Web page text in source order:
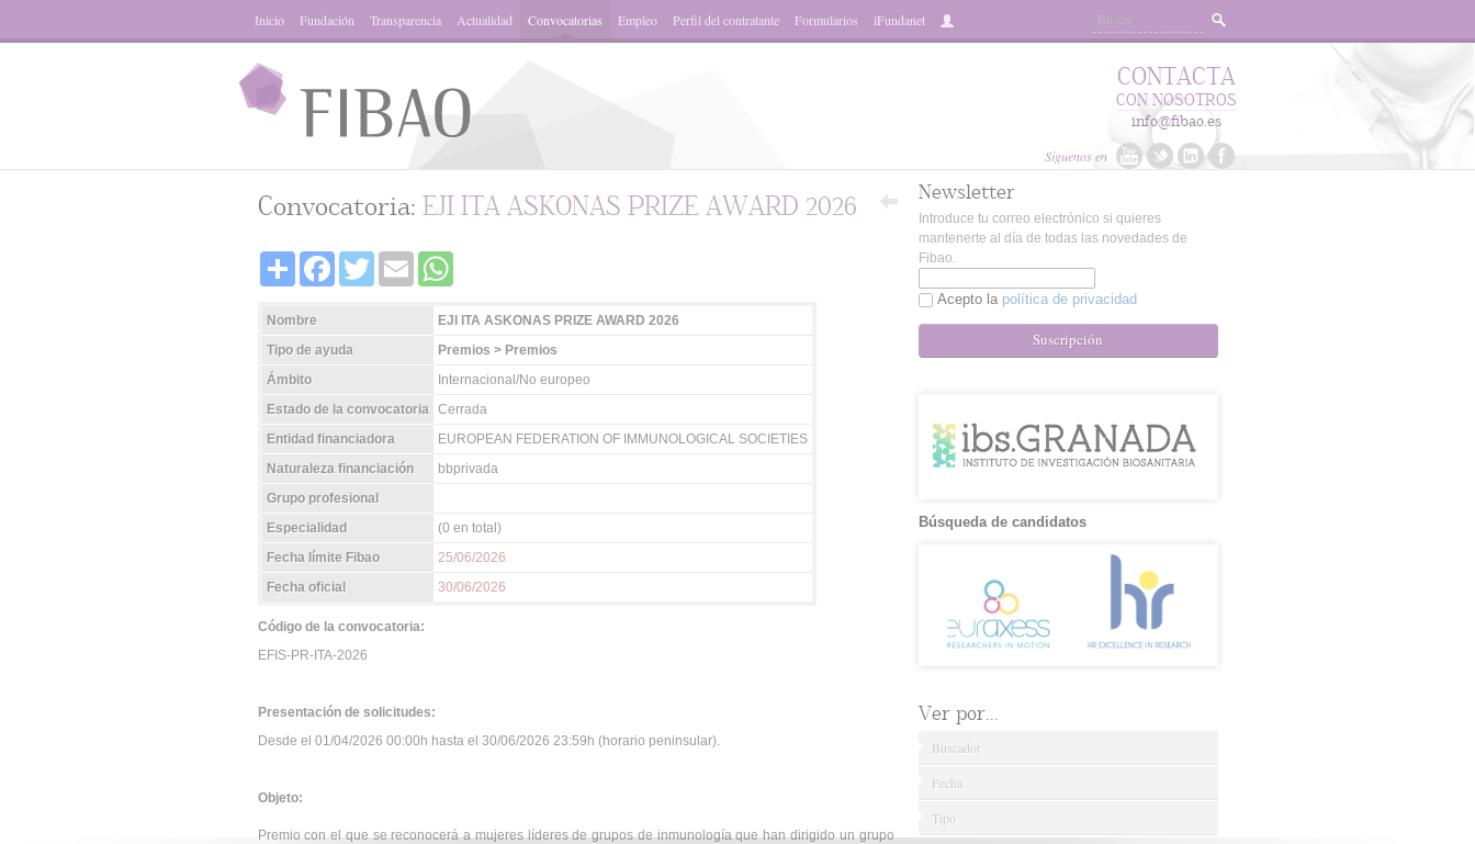
Inicio Fundación Transparencia Actualidad Convocatorias Empleo Perfil del contratante Formularios iFundanet
Síguenos en
CONTACTA
CON NOSOTROS
info@fibao.es
Convocatoria: EJI ITA ASKONAS PRIZE AWARD 2026
Share FacebookTwitter Email
Nombre
EJI ITA ASKONAS PRIZE AWARD 2026
Tipo de ayuda
Premios > Premios
Ámbito
Internacional/No europeo
Estado de la convocatoria
Cerrada
Entidad financiadora
EUROPEAN FEDERATION OF IMMUNOLOGICAL SOCIETIES
Naturaleza financiación
bbprivada
Grupo profesional
Especialidad
(0 en total)
Fecha límite Fibao
25/06/2026
Fecha oficial
30/06/2026
Código de la convocatoria:
EFIS-PR-ITA-2026
Presentación de solicitudes:
Desde el 01/04/2026 00:00h hasta el 30/06/2026 23:59h (horario peninsular).
Objeto:
Premio con el que se reconocerá a mujeres líderes de grupos de inmunología que han dirigido un grupo
Newsletter
Introduce tu correo electrónico si quieres
mantenerte al día de todas las novedades de
Fibao.
Acepto la política de privacidad
Suscripción
Búsqueda de candidatos
Ver por...
Buscador
Fecha
Tipo